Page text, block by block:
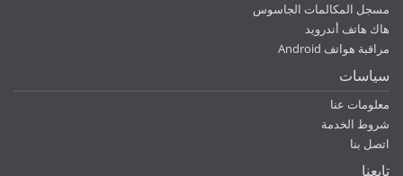
مسجل المكالمات الجاسوس
هاك هاتف أندرويد
مراقبة هواتف Android
سياسات
معلومات عنا
شروط الخدمة
اتصل بنا
تابعنا